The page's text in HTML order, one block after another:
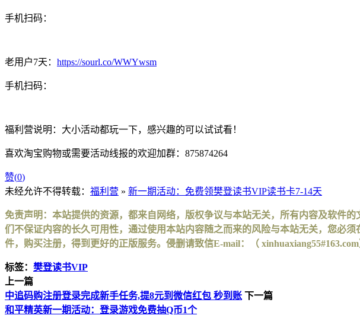
手机扫码：
老用户7天： https://sourl.co/WWYwsm
手机扫码：
福利营说明：大小活动都玩一下，感兴趣的可以试试看！
喜欢淘宝购物或需要活动线报的欢迎加群：875874264
赞(0)
未经允许不得转载： 福利营 » 新一期活动：免费领樊登读书VIP读书卡7-14天
免责声明：本站提供的资源，都来自网络，版权争议与本站无关，所有内容及软件
们不保证内容的长久可用性，通过使用本站内容随之而来的风险与本站无关，您必
件，购买注册，得到更好的正版服务。侵删请致信E-mail：（ xinhuaxiang55#163.com
标签： 樊登读书VIP
上一篇
中追码购注册登录完成新手任务,提8元到微信红包 秒到账 下一篇
和平精英新一期活动：登录游戏免费抽Q币1个